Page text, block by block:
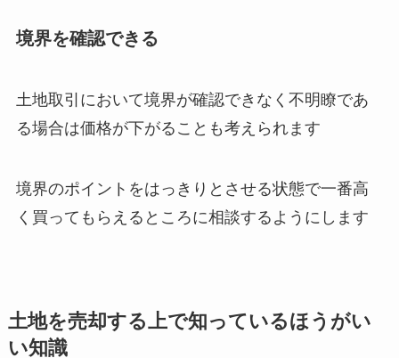
境界を確認できる
土地取引において境界が確認できなく不明瞭であ
る場合は価格が下がることも考えられます
境界のポイントをはっきりとさせる状態で一番高
く買ってもらえるところに相談するようにします
土地を売却する上で知っているほうがい
い知識